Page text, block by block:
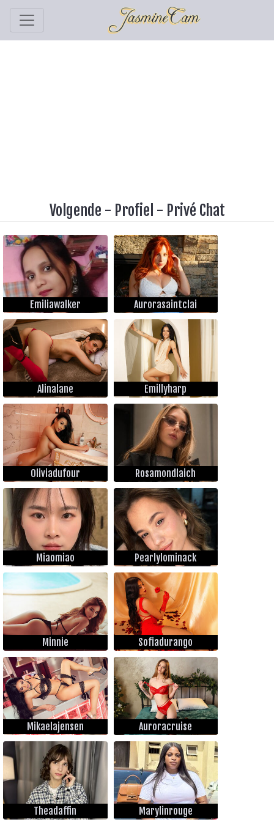
Volgende - Profiel - Privé Chat
Emiliawalker Aurorasaintclai
Alinalane Emillyharp
Oliviadufour Rosamondlaich
Miaomiao Pearlylominack
Minnie Sofiadurango
Mikaelajensen Auroracruise
Theadaffin Marylinrouge